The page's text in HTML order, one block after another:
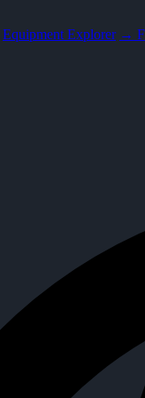
Equipment Explorer →